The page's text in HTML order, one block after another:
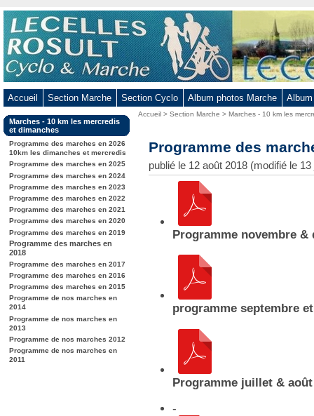
Aller
au
contenu
-
Aller
menu
principal
-
Aller
la
recherche
Accueil Section Marche Section Cyclo Album photos Marche
Dans
la
rubrique
:
Marches - 10 km les mercredis
et dimanches
Programme des marches en 2026
10km les dimanches et mercredis
Programme des marches en 2025
Programme des marches en 2024
Programme des marches en 2023
Programme des marches en 2022
Programme des marches en 2021
Programme des marches en 2020
Programme des marches en 2019
Programme des marches en
2018
Programme des marches en 2017
Programme des marches en 2016
Programme des marches en 2015
Programme de nos marches en
2014
Programme de nos marches en
2013
Programme de nos marches 2012
Programme de nos marches en
2011
Vous
Accueil >Section Marche >Marches - 10 km les
Programme des
publié le 12 août 2018 (modifié le
Programme novembre &
programme septembre
Programme juillet & août
-